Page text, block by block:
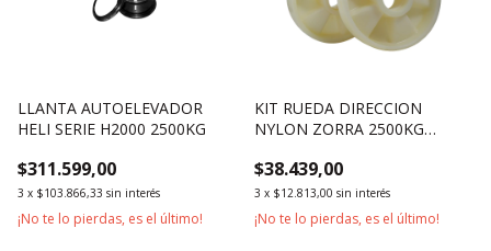
LLANTA AUTOELEVADOR
HELI SERIE H2000 2500KG
$311.599,00
3 x $103.866,33 sin interés
¡No te lo pierdas, es el último!
KIT RUEDA DIRECCION
NYLON ZORRA 2500KG
$38.439,00
3 x $12.813,00 sin interés
¡No te lo pierdas, es el último!